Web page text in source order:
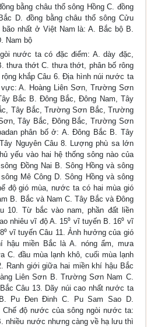
bằng châu thổ sông Hồng C. đồng
D. đồng bằng châu thổ sông Cửu
bão nhất ở Việt Nam là: A. Bắc bộ B.
Nam bộ
nước ta có đặc điểm: A. dày đặc,
thưa thớt C. thưa thớt, phân bố rông
khắp Câu 6. Địa hình núi nước ta
A. Hoàng Liên Sơn, Trường Sơn
Bắc B. Đông Bắc, Đông Nam, Tây
Tây Bắc, Trường Sơn Bắc, Trường
Tây Bắc, Đông Bắc, Trường Sơn
phân bố ở: A. Đông Bắc B. Tây
Nguyên Câu 8. Lượng phù sa lớn
yếu vào hai hệ thống sông nào của
Đồng Nai B. Sông Hồng và sông
Mê Công D. Sông Hồng và sông
độ gió mùa, nước ta có hai mùa gió
B. Bắc và Nam C. Tây Bắc và Đông
10. Từ bắc vào nam, phần đất liền
nhiêu vĩ độ A. 15⁰ vĩ tuyến B. 16⁰ vĩ
vĩ tuyến Câu 11. Ảnh hưởng của gió
hậu miền Bắc là A. nóng ẩm, mưa
C. đầu mùa lạnh khô, cuối mùa lạnh
Ranh giới giữa hai miền khí hậu Bắc
Liên Sơn B. Trường Sơn Nam C.
Câu 13. Dãy núi cao nhất nước ta
Pu Đen Đinh C. Pu Sam Sao D.
độ nước của sông ngòi nước ta:
nhiều nước nhưng càng về hạ lưu thì